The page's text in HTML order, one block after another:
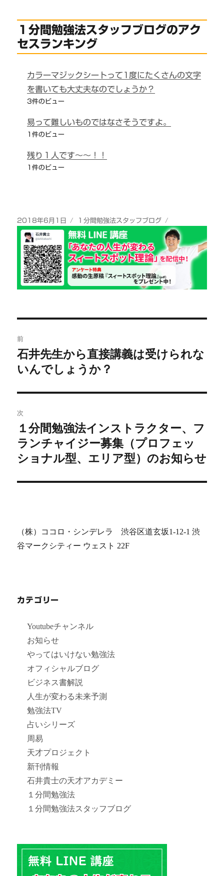
１分間勉強法スタッフブログのアク
セスランキング
カラーマジックシートって1度にたくさんの文字
を書いても大丈夫なのでしょうか？
3件のビュー
易って難しいものではなさそうですよ。
1件のビュー
残り１人です～～！！
1件のビュー
投
稿
2018年6月1日
カ
テ
ゴ
リ
ー
１分間勉強法スタッフブログ
稿
ナ
ビ
ゲ
ー
シ
前
前
の
稿:
石井先生から直接講義は受けられな
いんでしょうか？
次
次
の
投
１分間勉強法インストラクター、フ
ランチャイジー募集（プロフェッ
ショナル型、エリア型）のお知らせ
（株）ココロ・シンデレラ 渋谷区道玄坂1-12-1 渋
谷マークシティー ウェスト 22F
カテゴリー
Youtubeチャンネル
お知らせ
やってはいけない勉強法
オフィシャルブログ
ビジネス書解説
人生が変わる未来予測
勉強法TV
占いシリーズ
周易
天才プロジェクト
新刊情報
石井貴士の天才アカデミー
１分間勉強法
１分間勉強法スタッフブログ